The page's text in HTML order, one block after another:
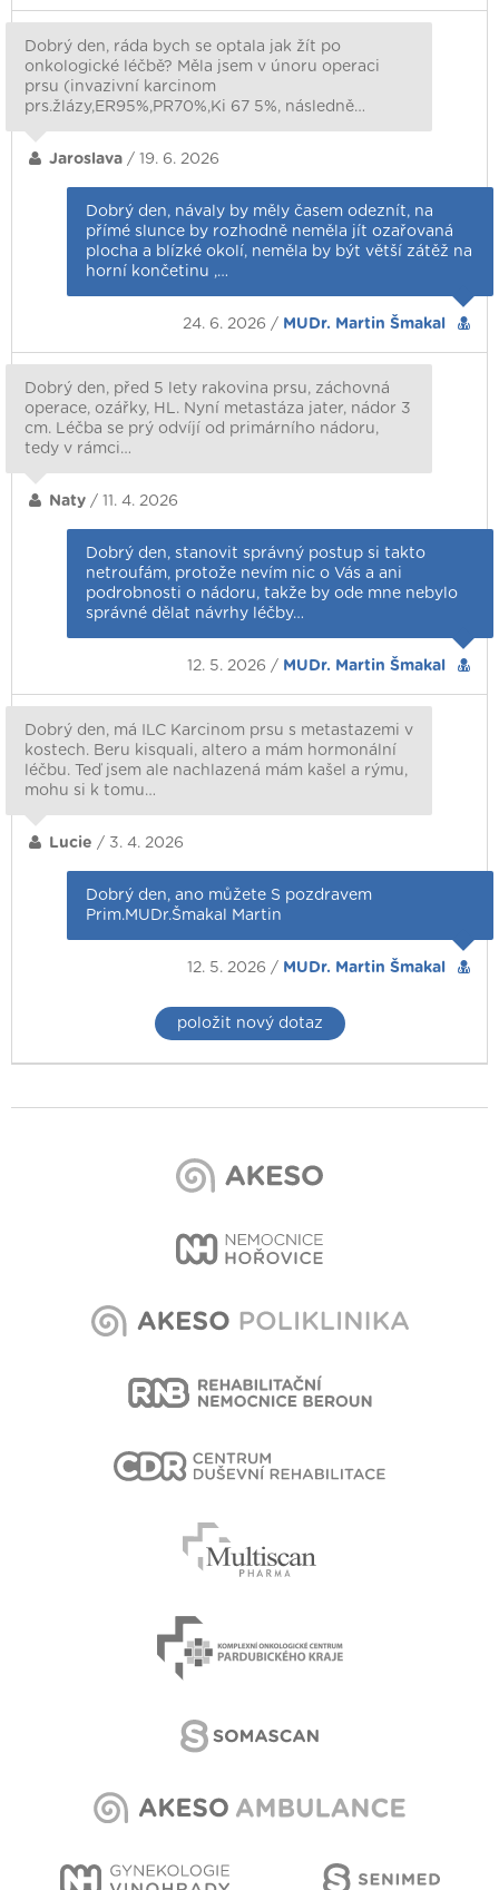
Dobrý den, ráda bych se optala jak žít po
onkologické léčbě? Měla jsem v únoru operaci
prsu (invazivní karcinom
prs.žlázy,ER95%,PR70%,Ki 67 5%, následně…
Jaroslava / 19. 6. 2026
Dobrý den, návaly by měly časem odeznít, na
přímé slunce by rozhodně neměla jít ozařovaná
plocha a blízké okolí, neměla by být větší zátěž na
horní končetinu ,…
24. 6. 2026 / MUDr. Martin Šmakal
Dobrý den, před 5 lety rakovina prsu, záchovná
operace, ozářky, HL. Nyní metastáza jater, nádor 3
cm. Léčba se prý odvíjí od primárního nádoru,
tedy v rámci…
Naty / 11. 4. 2026
Dobrý den, stanovit správný postup si takto
netroufám, protože nevím nic o Vás a ani
podrobnosti o nádoru, takže by ode mne nebylo
správné dělat návrhy léčby…
12. 5. 2026 / MUDr. Martin Šmakal
Dobrý den, má ILC Karcinom prsu s metastazemi v
kostech. Beru kisquali, altero a mám hormonální
léčbu. Teď jsem ale nachlazená mám kašel a rýmu,
mohu si k tomu…
Lucie / 3. 4. 2026
Dobrý den, ano můžete S pozdravem
Prim.MUDr.Šmakal Martin
12. 5. 2026 / MUDr. Martin Šmakal
položit nový dotaz